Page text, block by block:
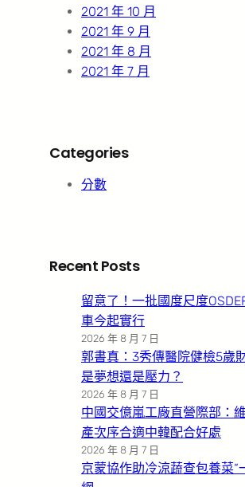
2021 年 10 月
2021 年 9 月
2021 年 8 月
2021 年 7 月
Categories
分數
Recent Posts
留意了！一批國度尺度
車今起實行
2026 年 8 月 7 日
郭書真：3秀傳醫院健檢5歲
是夢想還是壓力？
2026 年 8 月 7 日
中國交億嵐工廠直營際部：
產次序合適中韓配合好處
2026 年 8 月 7 日
京蒙協作助冷涼蔬查包養菜“